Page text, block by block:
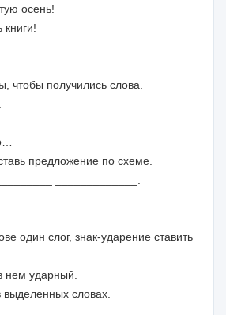
осень!
чтобы получились слова.
предложение по схеме.
один слог, знак-ударение ставить
нем ударный.
словах.